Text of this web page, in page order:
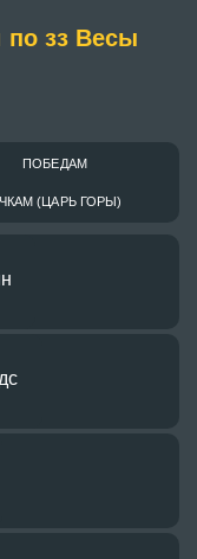
по зз Весы
ПОБЕДАМ
(ЦАРЬ ГОРЫ)